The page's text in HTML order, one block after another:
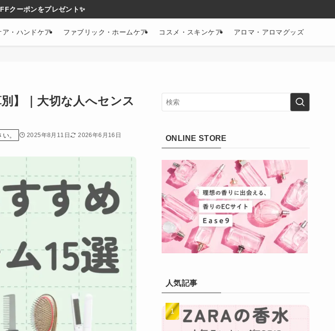
クーポンをプレゼント✨
ア・ハンドケア ファブリック・ホームケア コスメ・スキンケア アロマ・アロマグッズ
】｜大切な人へセンス
。 2025年8月11日 2026年6月16日 ONLINE STORE
人気記事